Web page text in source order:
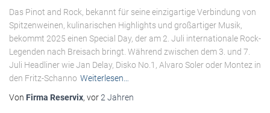
Das Pinot and Rock, bekannt für seine einzigartige Verbindung von
Spitzenweinen, kulinarischen Highlights und großartiger Musik,
bekommt 2025 einen Special Day, der am 2. Juli internationale Rock-
Legenden nach Breisach bringt. Während zwischen dem 3. und 7.
Juli Headliner wie Jan Delay, Disko No.1, Alvaro Soler oder Montez in
den Fritz-Schanno Weiterlesen…
Von Firma Reservix, vor2 Jahren